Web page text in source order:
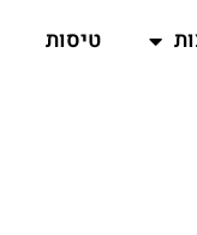
טיסות